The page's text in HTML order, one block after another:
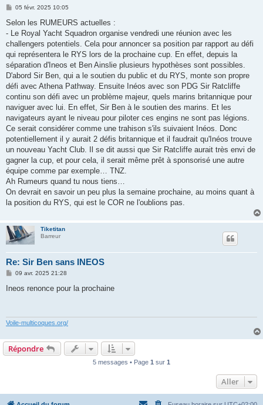
M
s
a
g
05 févr. 2025 10:05
Selon les RUMEURS actuelles :
- Le Royal Yacht Squadron organise vendredi une réunion avec les
challengers potentiels. Cela pour annoncer sa position par rapport au défi
qui représentera le RYS lors de la prochaine cup. En effet, depuis la
séparation d'Ineos et Ben Ainslie plusieurs hypothèses sont possibles.
D'abord Sir Ben, qui a le soutien du public et du RYS, monte son propre
défi avec Athena Pathway. Ensuite Inéos avec son PDG Sir Ratcliffe
continu son défi avec un problème majeur, quels marins britannique pour
naviguer avec lui. En effet, Sir Ben à le soutien des marins. Et les
navigateurs ayant le niveau pour piloter ces engins ne sont pas légions.
Ce serait considérer comme une trahison s'ils suivaient Inéos. Donc
potentiellement il y aurait 2 défis britannique et il faudrait qu'Inéos trouve
un nouveau Yacht Club. Il se dit aussi que Sir Ratcliffe aurait très envi de
gagner la cup, et pour cela, il serait même prêt à sponsorisé une autre
équipe comme par exemple… TNZ.
Ah Rumeurs quand tu nous tiens…
On devrait en savoir un peu plus la semaine prochaine, au moins quant à
la position du RYS, qui est le COR ne l'oublions pas.
Tiketitan
Barreur
Re: Sir Ben sans INEOS
M
s
09 avr. 2025 21:28
Ineos renonce pour la prochaine
Voile-multicoques.org/
Répondre
5 messages • Page 1 sur 1
Aller